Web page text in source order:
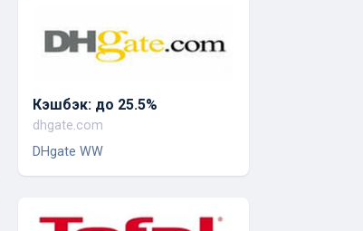
Кэшбэк: до 25.5%
dhgate.com
DHgate WW